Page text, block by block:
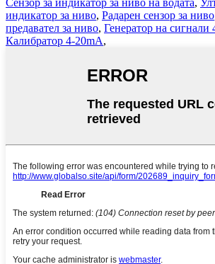
индикатор за ниво, Радарен сензор за ниво
предавател за ниво, Генератор на сигнали
Калибратор 4-20mA,